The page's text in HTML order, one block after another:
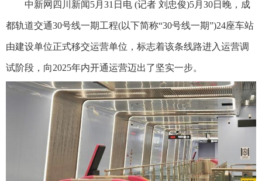
中新网四川新闻5月31日电 (记者 刘忠俊)5月30日晚，成
都轨道交通30号线一期工程(以下简称“30号线一期”)24座车站
由建设单位正式移交运营单位，标志着该条线路进入运营调
试阶段，向2025年内开通运营迈出了坚实一步。